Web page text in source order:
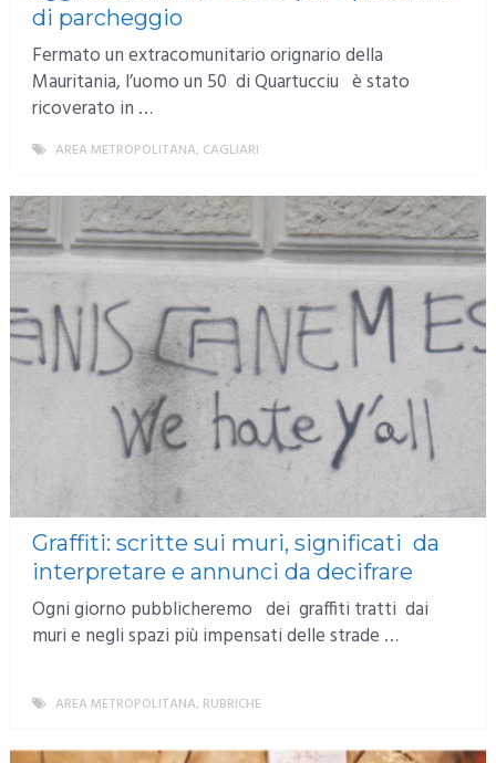
di parcheggio
Fermato un extracomunitario orignario della
Mauritania, l’uomo un 50 di Quartucciu è stato
ricoverato in …
AREA METROPOLITANA, CAGLIARI
Graffiti: scritte sui muri, significati da
interpretare e annunci da decifrare
Ogni giorno pubblicheremo dei graffiti tratti dai
muri e negli spazi più impensati delle strade …
AREA METROPOLITANA, RUBRICHE